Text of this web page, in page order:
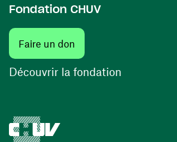
Fondation CHUV
Faire un don
Découvrir la fondation